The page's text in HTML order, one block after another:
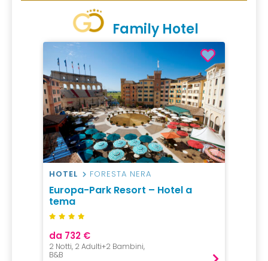
Family Hotel
HOTEL FORESTA NERA
Europa-Park Resort – Hotel a
tema
da 732 €
2 Notti, 2 Adulti+2 Bambini,
B&B